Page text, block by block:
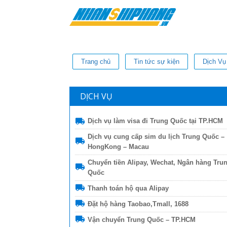
Trang chủ Tin tức sự kiện Dịch Vụ
DỊCH VỤ
Dịch vụ làm visa đi Trung Quốc tại TP.HCM
Dịch vụ cung cấp sim du lịch Trung Quốc –
HongKong – Macau
Chuyển tiền Alipay, Wechat, Ngân hàng
Quốc
Thanh toán hộ qua Alipay
Đặt hộ hàng Taobao,Tmall, 1688
Vận chuyển Trung Quốc – TP.HCM